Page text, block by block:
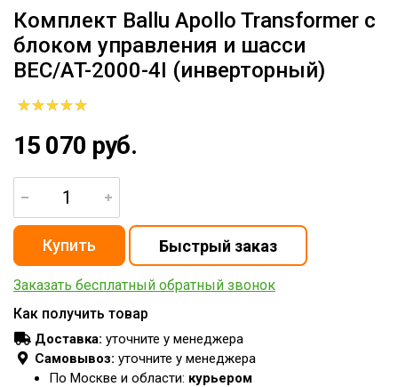
Комплект Ballu Apollo Transformer с
блоком управления и шасси
BEC/AT-2000-4I (инверторный)
15 070 руб.
Заказать бесплатный обратный звонок
Как получить товар
Доставка: уточните у менеджера
Самовывоз: уточните у менеджера
По Москве и области: курьером